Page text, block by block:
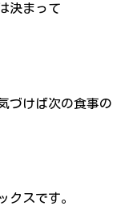
決まって
づけば次の食事の
クスです。